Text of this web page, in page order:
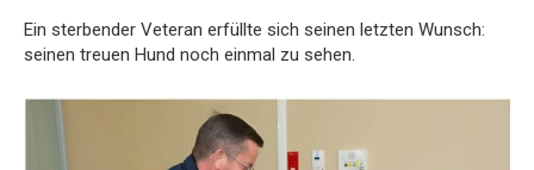
Ein sterbender Veteran erfüllte sich seinen letzten Wunsch:
seinen treuen Hund noch einmal zu sehen.